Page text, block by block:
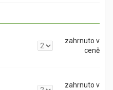
zahrnuto v
ceně
zahrnuto v